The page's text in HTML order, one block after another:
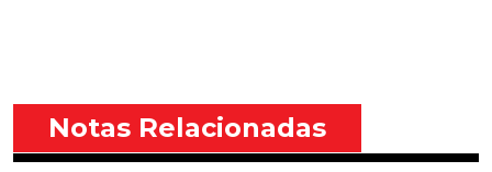
Notas Relacionadas